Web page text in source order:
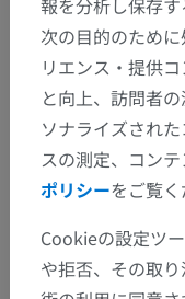
翻訳
間違いを発見し
修正や翻訳、内容
ぞお知らせくだ
報を分析し保存
次の目的のため
リエンス・提供
と向上、訪問者
ソナライズされ
スの測定、コン
ポリシーをご覧く
Cookieの設定ツ
や拒否、その取